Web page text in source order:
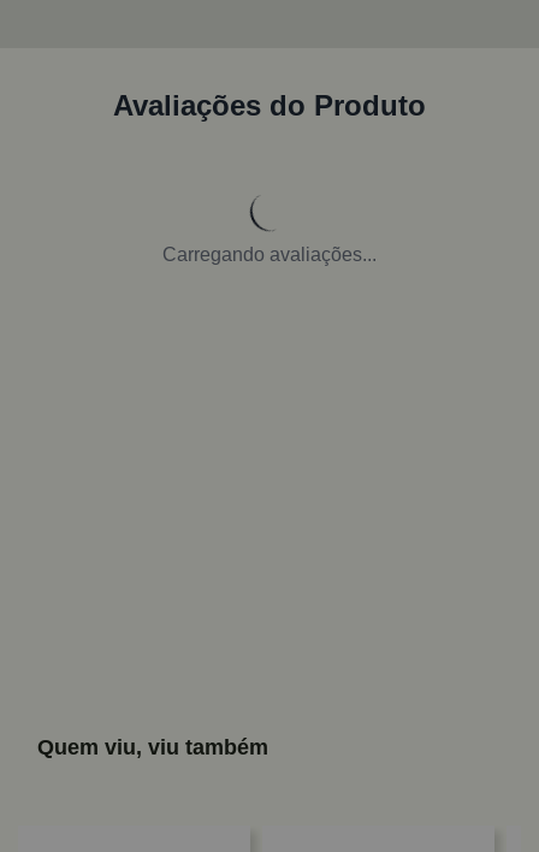
Avaliações do Produto
Carregando avaliações...
Quem viu, viu também